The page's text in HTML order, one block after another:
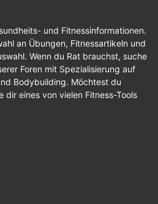
und Fitnessinformationen.
an Übungen, Fitnessartikeln und
Wenn du Rat brauchst, suche
Foren mit Spezialisierung auf
Bodybuilding. Möchtest du
dir eines von vielen Fitness-Tools